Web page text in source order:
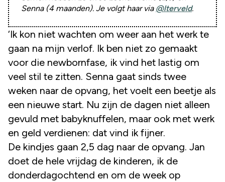
Senna (4 maanden). Je volgt haar via @lterveld.
‘Ik kon niet wachten om weer aan het werk te
gaan na mijn verlof. Ik ben niet zo gemaakt
voor die newbornfase, ik vind het lastig om
veel stil te zitten. Senna gaat sinds twee
weken naar de opvang, het voelt een beetje als
een nieuwe start. Nu zijn de dagen niet alleen
gevuld met babyknuffelen, maar ook met werk
en geld verdienen: dat vind ik fijner.
De kindjes gaan 2,5 dag naar de opvang. Jan
doet de hele vrijdag de kinderen, ik de
donderdagochtend en om de week op